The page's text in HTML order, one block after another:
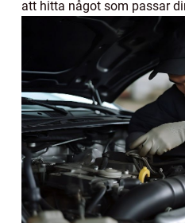
att hitta något som passar